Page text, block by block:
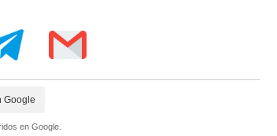
Google
en Google.